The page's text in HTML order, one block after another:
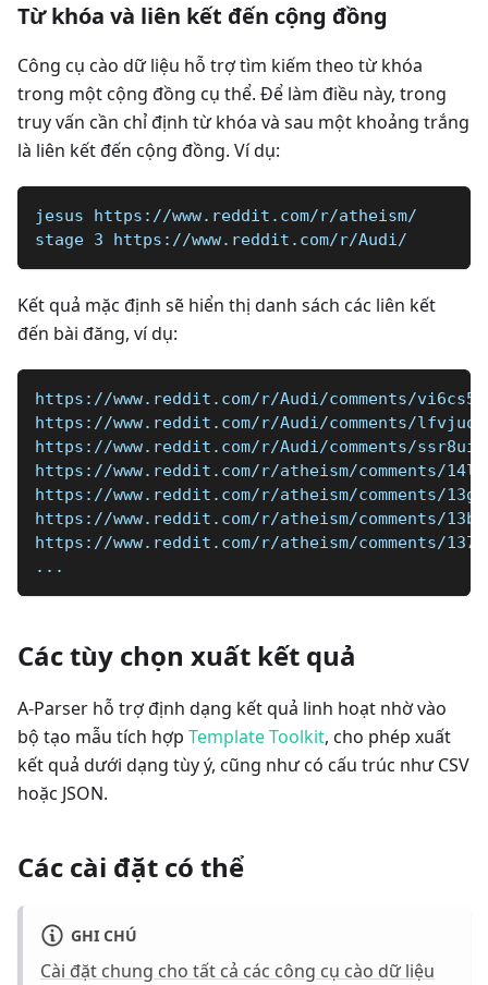
Từ khóa và liên kết đến cộng đồng
Công cụ cào dữ liệu hỗ trợ tìm kiếm theo từ khóa
trong một cộng đồng cụ thể. Để làm điều này, trong
truy vấn cần chỉ định từ khóa và sau một khoảng trắng
là liên kết đến cộng đồng. Ví dụ:
jesus https://www.reddit.com/r/atheism/
stage 3 https://www.reddit.com/r/Audi/
Kết quả mặc định sẽ hiển thị danh sách các liên kết
đến bài đăng, ví dụ:
https://www.reddit.com/r/Audi/comments/vi6cs5/
https://www.reddit.com/r/Audi/comments/lfvjuo/
https://www.reddit.com/r/Audi/comments/
https://www.reddit.com/r/atheism/comments/
https://www.reddit.com/r/atheism/comments/
https://www.reddit.com/r/atheism/comments/
https://www.reddit.com/r/atheism/comments/
...
Các tùy chọn xuất kết quả
A-Parser hỗ trợ định dạng kết quả linh hoạt nhờ vào
bộ tạo mẫu tích hợp Template Toolkit, cho phép xuất
kết quả dưới dạng tùy ý, cũng như có cấu trúc như CSV
hoặc JSON.
Các cài đặt có thể
GHI CHÚ
Cài đặt chung cho tất cả các công cụ cào dữ liệu